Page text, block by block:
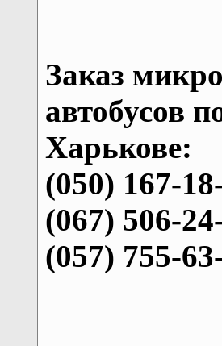
Заказ
автобусов
Харькове:
(050) 167-
(067) 506-
(057) 755-